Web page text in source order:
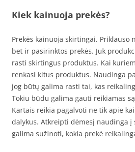
Kiek kainuoja prekės?
Prekės kainuoja skirtingai. Priklauso
bet ir pasirinktos prekės. Juk
rasti skirtingus produktus. Kai
renkasi kitus produktus. Naudinga
jog būtų galima rasti tai, kas
Tokiu būdu galima gauti reikiamas
Kartais reikia pagalvoti ne tik apie
dalykus. Atkreipti dėmesį naudinga į
galima sužinoti, kokia prekė